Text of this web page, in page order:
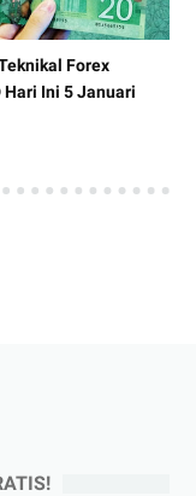
Forex
Hari Ini 5 Januari